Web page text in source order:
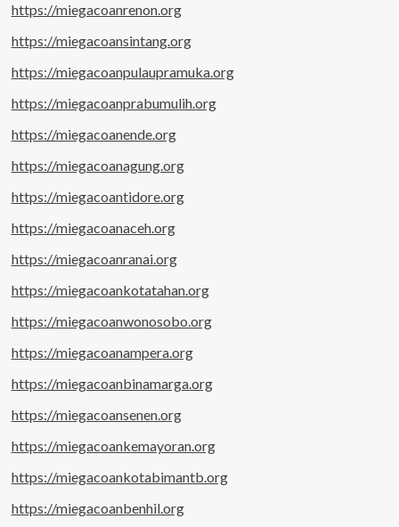
https://miegacoanrenon.org
https://miegacoansintang.org
https://miegacoanpulaupramuka.org
https://miegacoanprabumulih.org
https://miegacoanende.org
https://miegacoanagung.org
https://miegacoantidore.org
https://miegacoanaceh.org
https://miegacoanranai.org
https://miegacoankotatahan.org
https://miegacoanwonosobo.org
https://miegacoanampera.org
https://miegacoanbinamarga.org
https://miegacoansenen.org
https://miegacoankemayoran.org
https://miegacoankotabimantb.org
https://miegacoanbenhil.org